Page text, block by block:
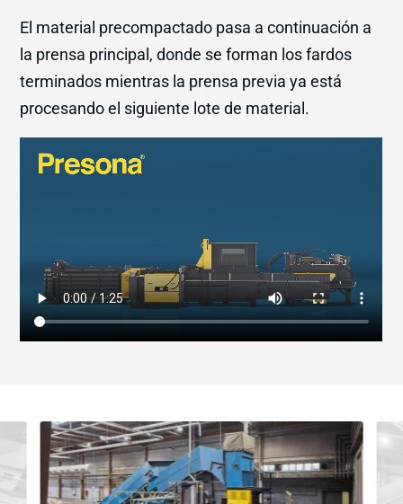
El material precompactado pasa a continuación a
la prensa principal, donde se forman los fardos
terminados mientras la prensa previa ya está
procesando el siguiente lote de material.